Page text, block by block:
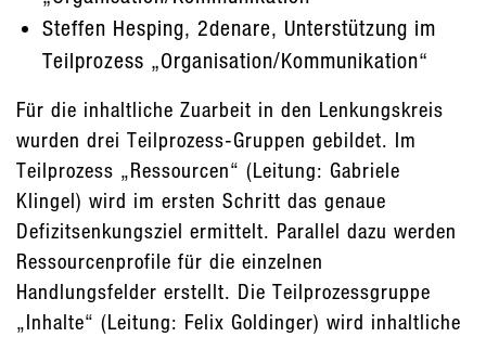
Steffen Hesping, 2denare, Unterstützung im
Teilprozess „Organisation/Kommunikation“
Für die inhaltliche Zuarbeit in den Lenkungskreis
wurden drei Teilprozess-Gruppen gebildet. Im
Teilprozess „Ressourcen“ (Leitung: Gabriele
Klingel) wird im ersten Schritt das genaue
Defizitsenkungsziel ermittelt. Parallel dazu werden
Ressourcenprofile für die einzelnen
Handlungsfelder erstellt. Die Teilprozessgruppe
„Inhalte“ (Leitung: Felix Goldinger) wird inhaltliche